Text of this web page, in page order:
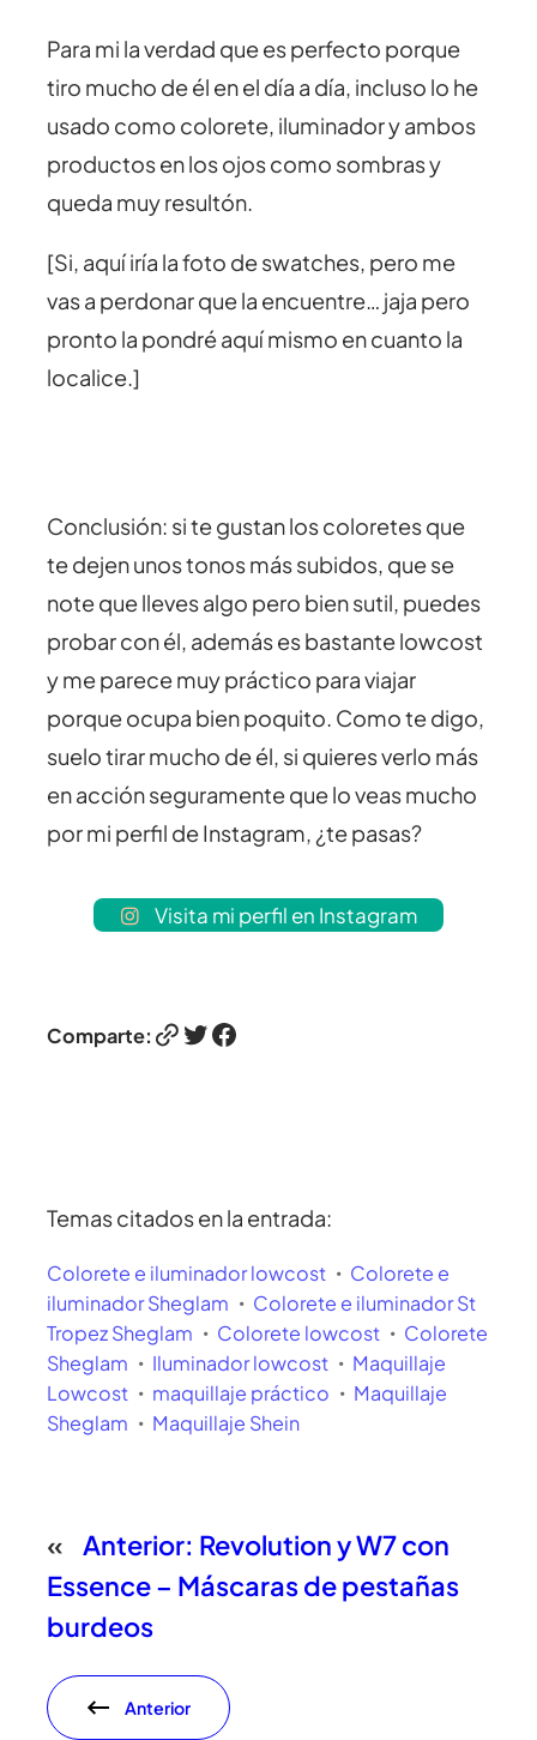
Para mi la verdad que es perfecto porque
tiro mucho de él en el día a día, incluso lo he
usado como colorete, iluminador y ambos
productos en los ojos como sombras y
queda muy resultón.
[Si, aquí iría la foto de swatches, pero me
vas a perdonar que la encuentre… jaja pero
pronto la pondré aquí mismo en cuanto la
localice.]
Conclusión: si te gustan los coloretes que
te dejen unos tonos más subidos, que se
note que lleves algo pero bien sutil, puedes
probar con él, además es bastante lowcost
y me parece muy práctico para viajar
porque ocupa bien poquito. Como te digo,
suelo tirar mucho de él, si quieres verlo más
en acción seguramente que lo veas mucho
por mi perfil de Instagram, ¿te pasas?
Visita mi perfil en Instagram
Comparte:Enlace Twitter Facebook
Temas citados en la entrada:
Colorete e iluminador lowcost
Colorete e
iluminador Sheglam
Colorete e iluminador St
Tropez Sheglam
Colorete lowcost
Colorete
Sheglam
Iluminador lowcost
Maquillaje
Lowcost
maquillaje práctico
Maquillaje
Sheglam
Maquillaje Shein
« Anterior: Revolution y W7 con
Essence – Máscaras de pestañas
burdeos
Anterior